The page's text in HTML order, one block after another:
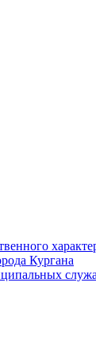
Кургана